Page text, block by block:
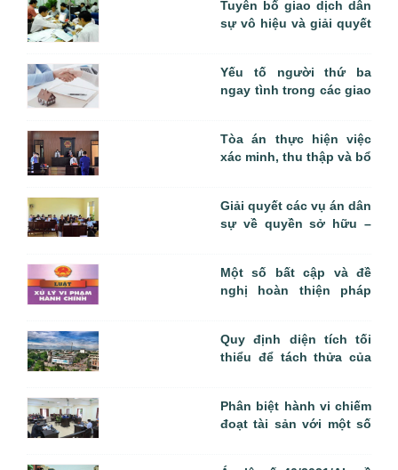
Tuyên bố giao dịch dân
sự vô hiệu và giải quyết
Yếu tố người thứ ba
ngay tình trong các giao
Tòa án thực hiện việc
xác minh, thu thập và bổ
án, quyết định của Tòa
án đã có hiệu lực pháp
Giải quyết các vụ án dân
sự về quyền sở hữu –
Một số bất cập và đề
nghị hoàn thiện pháp
Quy định diện tích tối
thiểu để tách thửa của
Phân biệt hành vi chiếm
đoạt tài sản với một số